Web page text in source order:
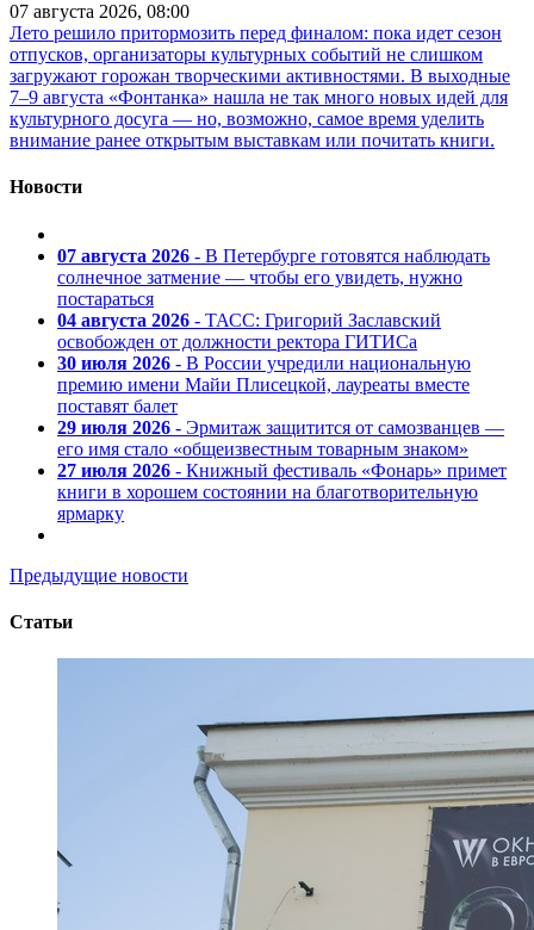
07 августа 2026, 08:00
Лето решило притормозить перед финалом: пока идет сезон
отпусков, организаторы культурных событий не слишком
загружают горожан творческими активностями. В выходные
7–9 августа «Фонтанка» нашла не так много новых идей для
культурного досуга — но, возможно, самое время уделить
внимание ранее открытым выставкам или почитать книги.
Новости
07 августа 2026 - В Петербурге готовятся наблюдать
солнечное затмение — чтобы его увидеть, нужно
постараться
04 августа 2026 - ТАСС: Григорий Заславский
освобожден от должности ректора ГИТИСа
30 июля 2026 - В России учредили национальную
премию имени Майи Плисецкой, лауреаты вместе
поставят балет
29 июля 2026 - Эрмитаж защитится от самозванцев —
его имя стало «общеизвестным товарным знаком»
27 июля 2026 - Книжный фестиваль «Фонарь» примет
книги в хорошем состоянии на благотворительную
ярмарку
Предыдущие новости
Статьи